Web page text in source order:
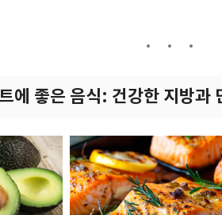
에 좋은 음식: 건강한 지방과